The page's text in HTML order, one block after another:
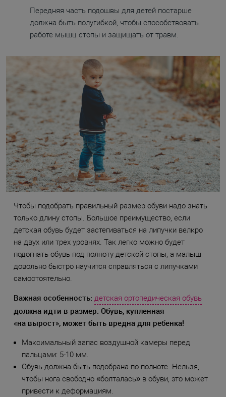
Передняя часть подошвы для детей постарше
должна быть полугибкой, чтобы способствовать
работе мышц стопы и защищать от травм.
Чтобы подобрать правильный размер обуви надо знать
только длину стопы. Большое преимущество, если
детская обувь будет застегиваться на липучки велкро
на двух или трех уровнях. Так легко можно будет
подогнать обувь под полноту детской стопы, а малыш
довольно быстро научится справляться с липучками
самостоятельно.
Важная особенность: детская ортопедическая обувь
должна идти в размер. Обувь, купленная
«на вырост», может быть вредна для ребенка!
Максимальный запас воздушной камеры перед
пальцами: 5-10 мм.
Обувь должна быть подобрана по полноте. Нельзя,
чтобы нога свободно «болталась» в обуви, это может
привести к деформациям.